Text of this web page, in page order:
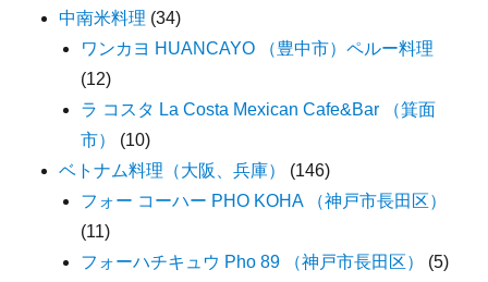
中南米料理 (34)
ワンカヨ HUANCAYO （豊中市）ペルー料理
(12)
ラ コスタ La Costa Mexican Cafe&Bar （箕面
市）
(10)
ベトナム料理（大阪、兵庫）
(146)
フォー コーハー PHO KOHA （神戸市長田区）
(11)
フォーハチキュウ Pho 89 （神戸市長田区）
(5)